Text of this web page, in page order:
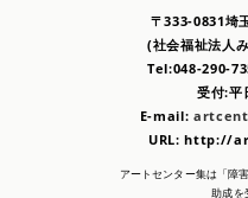
〒333-0831埼
(社会福祉法人
Tel:048-290-
受付:平
E-mail:
URL: http://
アートセンター集は「障
助成を